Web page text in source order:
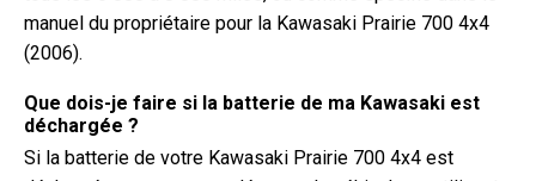
manuel du propriétaire pour la Kawasaki Prairie 700 4x4
(2006).
Que dois-je faire si la batterie de ma Kawasaki est
déchargée ?
Si la batterie de votre Kawasaki Prairie 700 4x4 est